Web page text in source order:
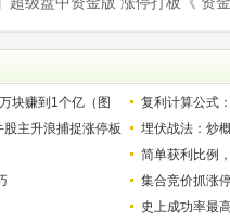
块赚到1个亿（图
复利计算公式
少？
主升浪捕捉涨停板
埋伏战法：炒
简单获利比例
用
集合竞价抓涨
史上成功率最